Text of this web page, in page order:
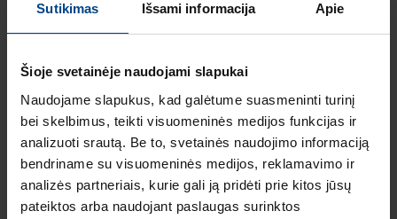
Sutikimas Išsami informacija Apie
Šioje svetainėje naudojami slapukai
Naudojame slapukus, kad galėtume suasmeninti turinį
bei skelbimus, teikti visuomeninės medijos funkcijas ir
analizuoti srautą. Be to, svetainės naudojimo informaciją
bendriname su visuomeninės medijos, reklamavimo ir
analizės partneriais, kurie gali ją pridėti prie kitos jūsų
pateiktos arba naudojant paslaugas surinktos
Produkto kodas: 938069
Švino rūgštinė baterija 12FGL150, 12V
Produkto kodas: 938096
Švino rūgštinė baterija 12FGL210, 12V